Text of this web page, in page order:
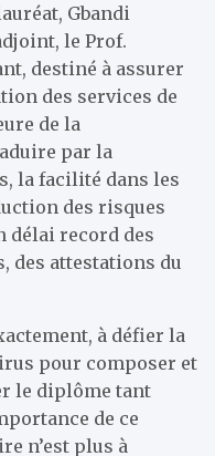
Gbandi
le Prof.
destiné à assurer
des services de
de la
par la
la facilité dans les
des risques
délai record des
des attestations du
à défier la
pour composer et
le diplôme tant
de ce
n’est plus à